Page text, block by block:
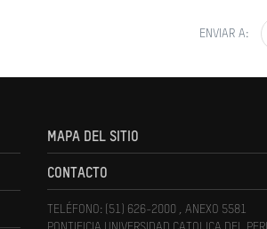
ENVIAR A:
MAPA DEL SITIO
CONTACTO
TELÉFONO: (51) 626-2000 , ANEXO 5581